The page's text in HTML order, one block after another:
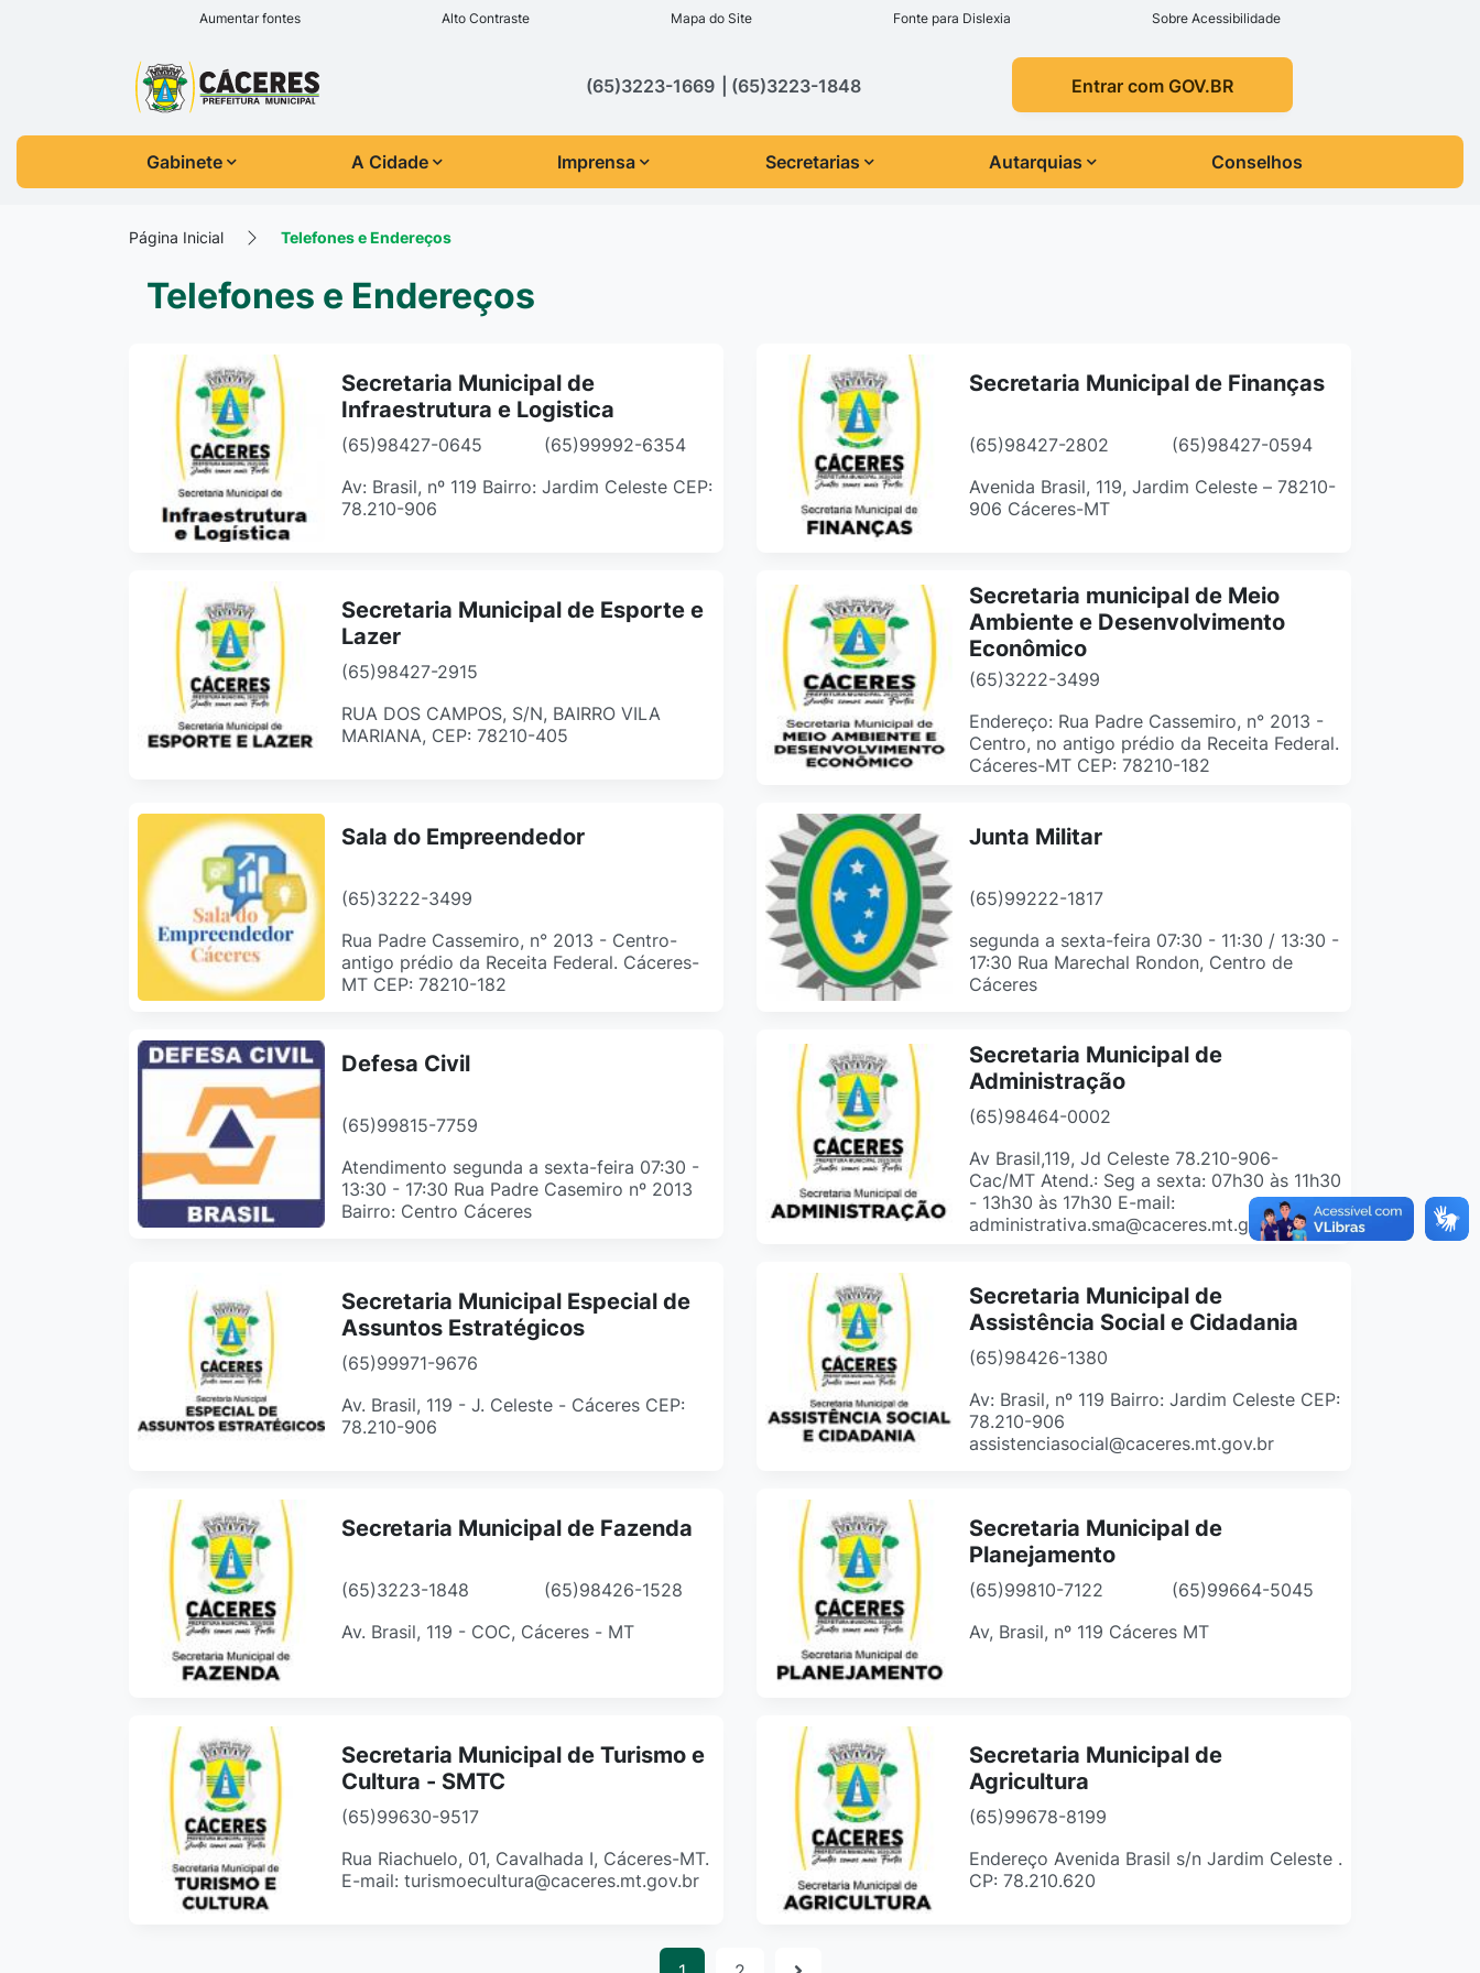
Seção de atalhos e links de acessibilidade
Ir para o conteúdo [alt+1]
Ir para a busca [alt+3]
Ir para o rodapé [alt+4]
Aumentar fontes Alto Contraste Mapa do Site Fonte para Dislexia Sobre Acessibilidade
Seção do menu principal (65)3223-1669 (65)3223-1848 Entrar com GOV.BR
Gabinete A Cidade Imprensa Secretarias Autarquias Conselhos
Página Inicial Telefones e Endereços
Telefones e Endereços
Secretaria Municipal de
Infraestrutura e Logistica
(65)98427-0645
(65)99992-6354
Av: Brasil, nº 119 Bairro: Jardim Celeste CEP:
78.210-906
Secretaria Municipal de Finanças
(65)98427-2802
(65)98427-0594
Avenida Brasil, 119, Jardim Celeste – 78210-
906 Cáceres-MT
Secretaria Municipal de Esporte e
Lazer
(65)98427-2915
RUA DOS CAMPOS, S/N, BAIRRO VILA
MARIANA, CEP: 78210-405
Secretaria municipal de Meio
Ambiente e Desenvolvimento
Econômico
(65)3222-3499
Endereço: Rua Padre Cassemiro, n° 2013 -
Centro, no antigo prédio da Receita Federal.
Cáceres-MT CEP: 78210-182
Sala do Empreendedor
(65)3222-3499
Rua Padre Cassemiro, n° 2013 - Centro-
antigo prédio da Receita Federal. Cáceres-
MT CEP: 78210-182
Junta Militar
(65)99222-1817
segunda a sexta-feira 07:30 - 11:30 / 13:30 -
17:30 Rua Marechal Rondon, Centro de
Cáceres
Defesa Civil
(65)99815-7759
Atendimento segunda a sexta-feira 07:30 -
13:30 - 17:30 Rua Padre Casemiro nº 2013
Bairro: Centro Cáceres
Secretaria Municipal de
Administração
(65)98464-0002
Av Brasil,119, Jd Celeste 78.210-906-
Cac/MT Atend.: Seg a sexta: 07h30 às 11h30
- 13h30 às 17h30 E-mail:
administrativa.sma@caceres.mt.gov.br
Secretaria Municipal Especial de
Assuntos Estratégicos
(65)99971-9676
Av. Brasil, 119 - J. Celeste - Cáceres CEP:
78.210-906
Secretaria Municipal de
Assistência Social e Cidadania
(65)98426-1380
Av: Brasil, nº 119 Bairro: Jardim Celeste CEP:
78.210-906
assistenciasocial@caceres.mt.gov.br
Secretaria Municipal de Fazenda
(65)3223-1848
(65)98426-1528
Av. Brasil, 119 - COC, Cáceres - MT
Secretaria Municipal de
Planejamento
(65)99810-7122
(65)99664-5045
Av, Brasil, nº 119 Cáceres MT
Secretaria Municipal de Turismo e
Cultura - SMTC
(65)99630-9517
Rua Riachuelo, 01, Cavalhada I, Cáceres-MT.
E-mail: turismoecultura@caceres.mt.gov.br
Secretaria Municipal de
Agricultura
(65)99678-8199
Endereço Avenida Brasil s/n Jardim Celeste .
CP: 78.210.620